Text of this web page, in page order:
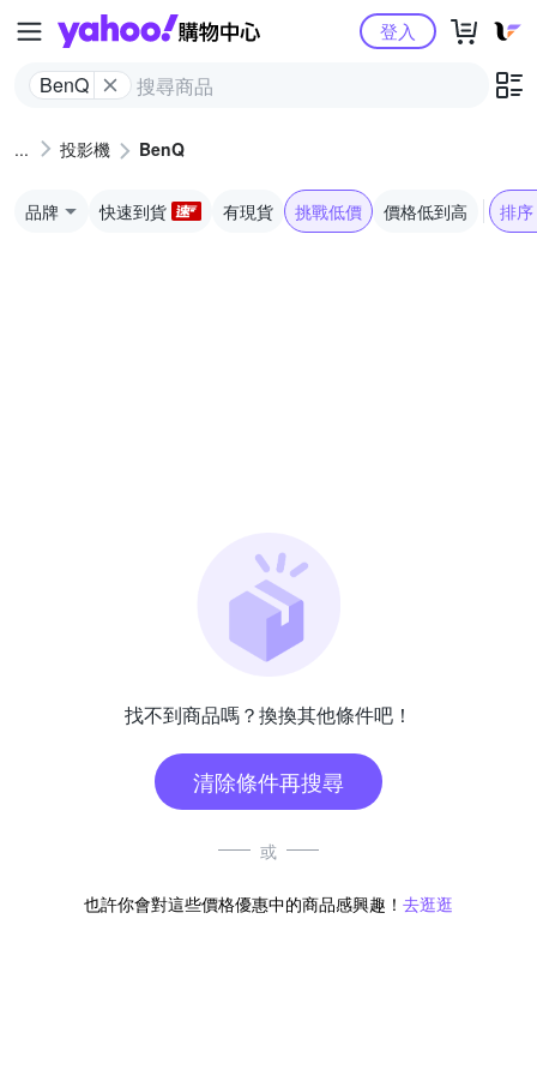
Yahoo購物中心
BenQ
登入
投影機 BenQ
品牌 快速到貨 有現貨 挑戰低價 價格低到高 排序
找不到商品嗎？換換其他條件吧！
清除條件再搜尋
或
也許你會對這些價格優惠中的商品感興趣！ 去逛逛